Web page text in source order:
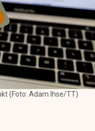
(Foto: Adam Ihse/TT)